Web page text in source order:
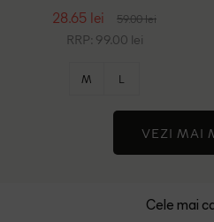
28.65 lei 59.00 lei
RRP: 99.00 lei
M L
VEZI MAI
Cele mai